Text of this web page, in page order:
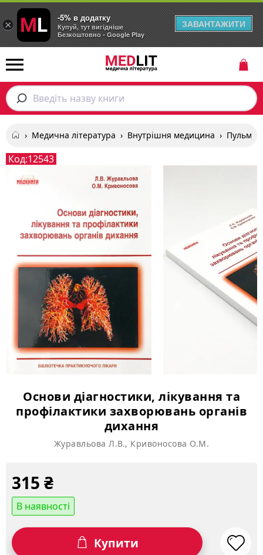
Введіть назву книги
› Медична література › Внутрішня медицина ›
Код:12543
Основи діагностики, лікування та
профілактики захворювань органів
дихання
Журавльова Л.В., Кривоносова О.М.
315 ₴
В наявності
Купити
×
-5% в додатку
Купуй, тут вигідніше
Безкоштовно - Google Play
ЗАВАНТАЖИТИ